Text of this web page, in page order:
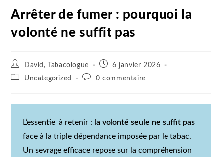
Arrêter de fumer : pourquoi la
volonté ne suffit pas
David, Tabacologue
6 janvier 2026
Uncategorized
0 commentaire
L’essentiel à retenir : la volonté seule ne suffit pas
face à la triple dépendance imposée par le tabac.
Un sevrage efficace repose sur la compréhension